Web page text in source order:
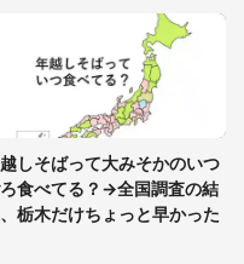
しそばって大みそかのいつ
食べてる？→全国調査の結
栃木だけちょっと早かった